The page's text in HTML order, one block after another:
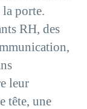
porte.
RH, des
leur
tête, une